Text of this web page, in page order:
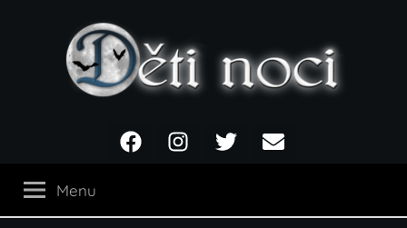
noci
FacebookInstagramTwitter Email
Menu